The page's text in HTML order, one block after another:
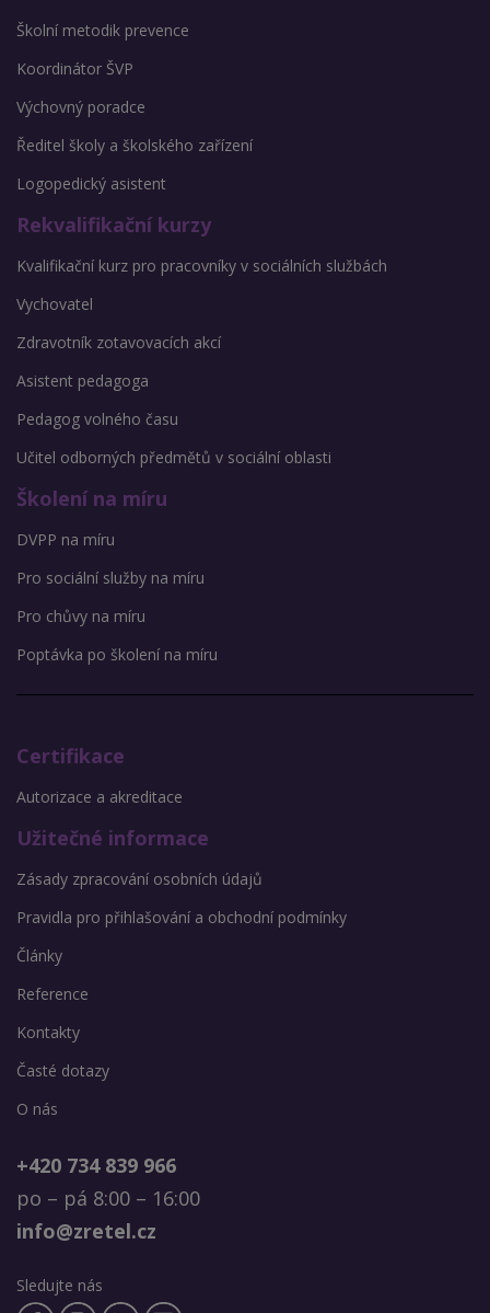
Školní metodik prevence
Koordinátor ŠVP
Výchovný poradce
Ředitel školy a školského zařízení
Logopedický asistent
Rekvalifikační kurzy
Kvalifikační kurz pro pracovníky v sociálních službách
Vychovatel
Zdravotník zotavovacích akcí
Asistent pedagoga
Pedagog volného času
Učitel odborných předmětů v sociální oblasti
Školení na míru
DVPP na míru
Pro sociální služby na míru
Pro chůvy na míru
Poptávka po školení na míru
Certifikace
Autorizace a akreditace
Užitečné informace
Zásady zpracování osobních údajů
Pravidla pro přihlašování a obchodní podmínky
Články
Reference
Kontakty
Časté dotazy
O nás
+420 734 839 966
po – pá 8:00 – 16:00
info@zretel.cz
Sledujte nás